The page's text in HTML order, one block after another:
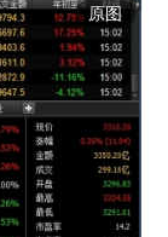
原图